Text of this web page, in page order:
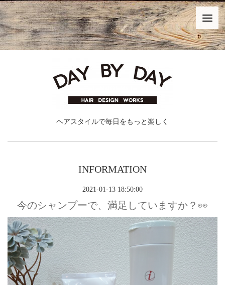
ヘアスタイルで毎日をもっと楽しく
INFORMATION
2021-01-13 18:50:00
今のシャンプーで、満足していますか？👀